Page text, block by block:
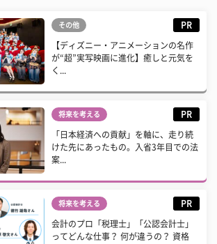
その他 PR
【ディズニー・アニメーションの名作
が“超”実写映画に進化】癒しと元気を
く...
将来を考える PR
「日本経済への貢献」を軸に、走り続
けた先にあったもの。入省3年目での法
案...
将来を考える PR
会計のプロ「税理士」「公認会計士」
ってどんな仕事？ 何が違うの？ 資格